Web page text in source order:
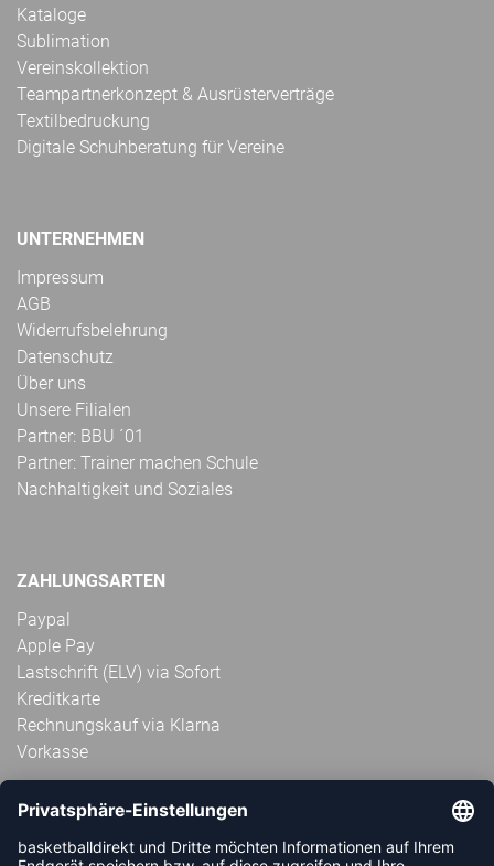
Kataloge
Sublimation
Vereinskollektion
Teampartnerkonzept & Ausrüsterverträge
Textilbedruckung
Digitale Schuhberatung für Vereine
UNTERNEHMEN
Impressum
AGB
Widerrufsbelehrung
Datenschutz
Über uns
Unsere Filialen
Partner: BBU ´01
Partner: Trainer machen Schule
Nachhaltigkeit und Soziales
ZAHLUNGSARTEN
Paypal
Apple Pay
Lastschrift (ELV) via Sofort
Kreditkarte
Rechnungskauf via Klarna
Vorkasse
ABONNIERE JETZT DEN KOSTENLOSEN
HANDBALLDIREKT-NEWSLETTER UND VERPASSE KEINE